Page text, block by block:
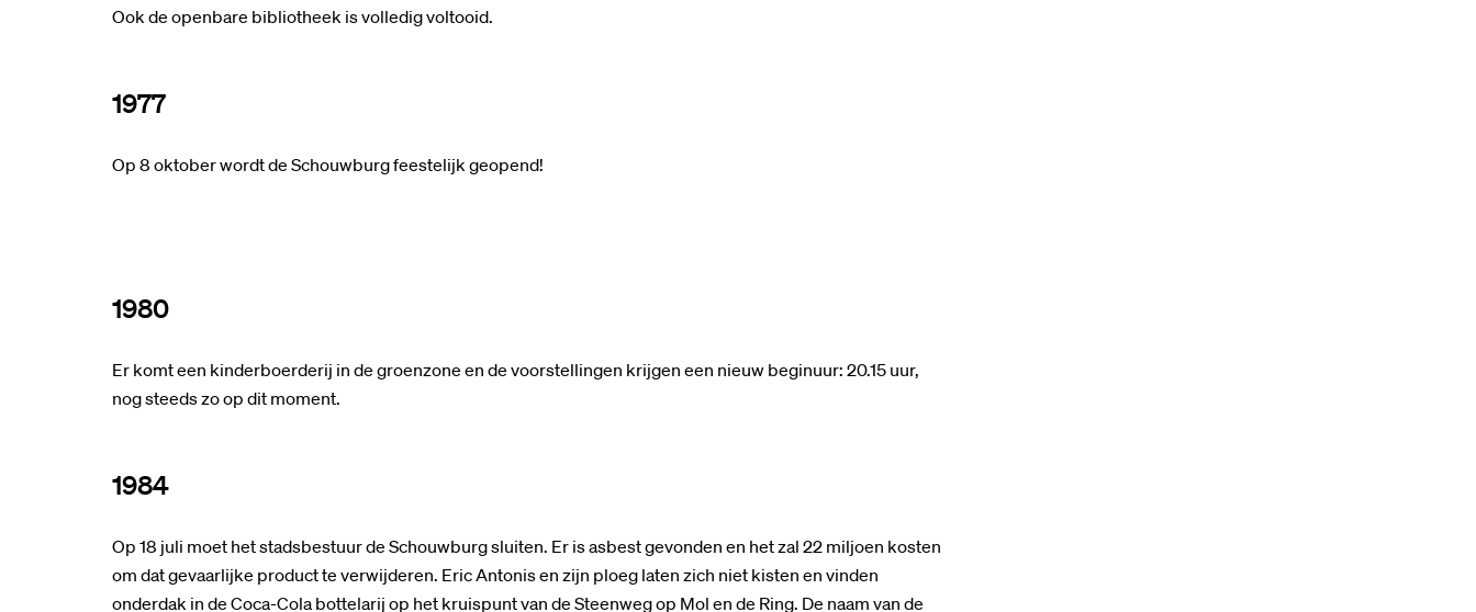
Ook de openbare bibliotheek is volledig voltooid.
1977
Op 8 oktober wordt de Schouwburg feestelijk geopend!
1980
Er komt een kinderboerderij in de groenzone en de voorstellingen krijgen een nieuw beginuur: 20.15 uur,
nog steeds zo op dit moment.
1984
Op 18 juli moet het stadsbestuur de Schouwburg sluiten. Er is asbest gevonden en het zal 22 miljoen kosten
om dat gevaarlijke product te verwijderen. Eric Antonis en zijn ploeg laten zich niet kisten en vinden
onderdak in de Coca-Cola bottelarij op het kruispunt van de Steenweg op Mol en de Ring. De naam van de